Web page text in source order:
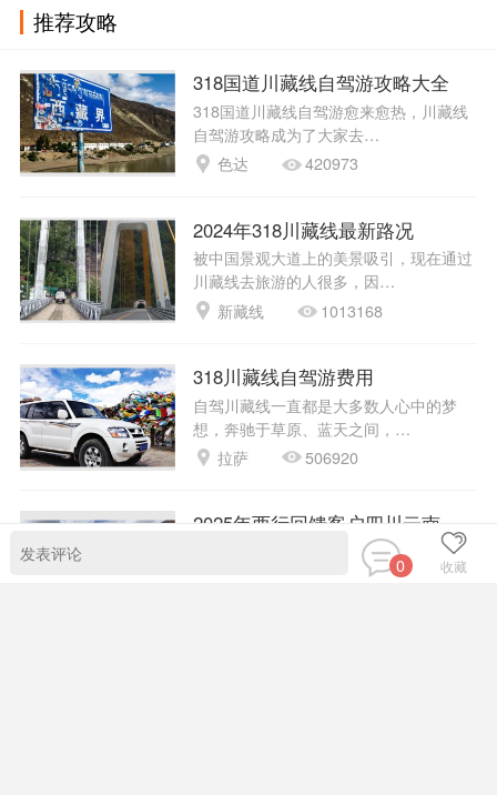
推荐攻略
318国道川藏线自驾游攻略大全
318国道川藏线自驾游愈来愈热，川藏线
自驾游攻略成为了大家去…
色达
420973
2024年318川藏线最新路况
被中国景观大道上的美景吸引，现在通过
川藏线去旅游的人很多，因…
新藏线
1013168
318川藏线自驾游费用
自驾川藏线一直都是大多数人心中的梦
想，奔驰于草原、蓝天之间，…
拉萨
506920
2025年西行回馈客户四川云南游记录
感谢小伙伴们对西行的支持，一年一次的
西行秋冬回馈游圆满如期举…0 收藏